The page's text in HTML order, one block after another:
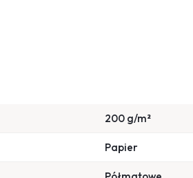
200 g/m²
Papier